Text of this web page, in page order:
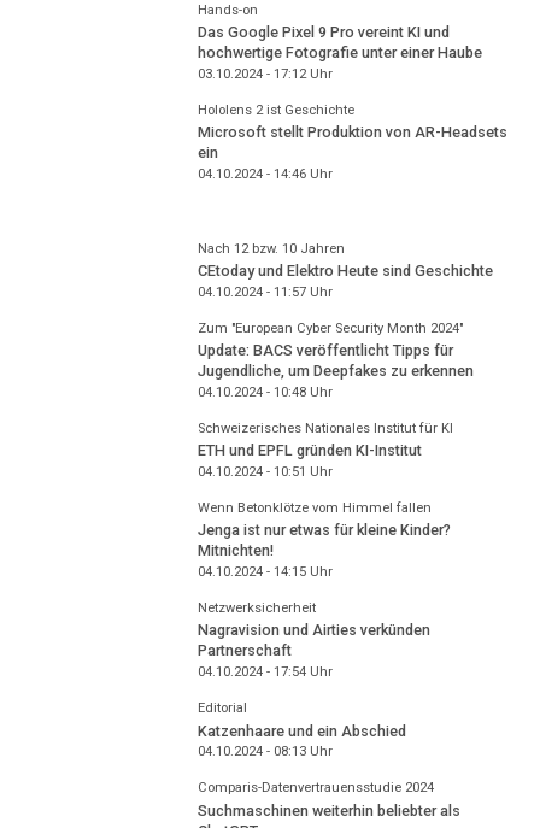
Hands-on
Das Google Pixel 9 Pro vereint KI und
hochwertige Fotografie unter einer Haube
03.10.2024 - 17:12Uhr
Hololens 2 ist Geschichte
Microsoft stellt Produktion von AR-Headsets
ein
04.10.2024 - 14:46Uhr
Nach 12 bzw. 10 Jahren
CEtoday und Elektro Heute sind Geschichte
04.10.2024 - 11:57Uhr
Zum "European Cyber Security Month 2024"
Update: BACS veröffentlicht Tipps für
Jugendliche, um Deepfakes zu erkennen
04.10.2024 - 10:48Uhr
Schweizerisches Nationales Institut für KI
ETH und EPFL gründen KI-Institut
04.10.2024 - 10:51 Uhr
Wenn Betonklötze vom Himmel fallen
Jenga ist nur etwas für kleine Kinder?
Mitnichten!
04.10.2024 - 14:15Uhr
Netzwerksicherheit
Nagravision und Airties verkünden
Partnerschaft
04.10.2024 - 17:54Uhr
Editorial
Katzenhaare und ein Abschied
04.10.2024 - 08:13Uhr
Comparis-Datenvertrauensstudie 2024
Suchmaschinen weiterhin beliebter als